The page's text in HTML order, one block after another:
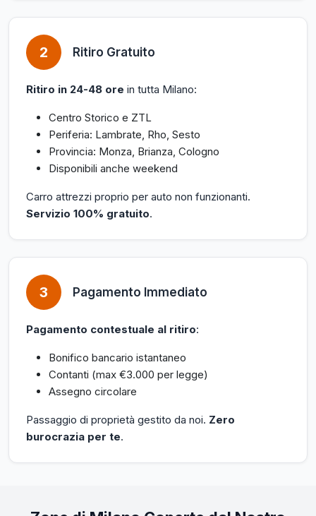
2 Ritiro Gratuito
Ritiro in 24-48 ore in tutta Milano:
Centro Storico e ZTL
Periferia: Lambrate, Rho, Sesto
Provincia: Monza, Brianza, Cologno
Disponibili anche weekend
Carro attrezzi proprio per auto non funzionanti.
Servizio 100% gratuito.
3 Pagamento Immediato
Pagamento contestuale al ritiro:
Bonifico bancario istantaneo
Contanti (max €3.000 per legge)
Assegno circolare
Passaggio di proprietà gestito da noi. Zero
burocrazia per te.